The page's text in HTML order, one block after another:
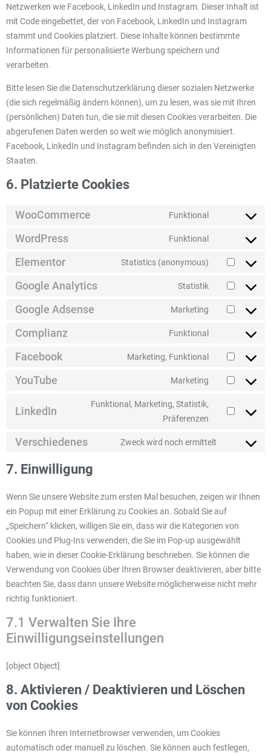
Netzwerken wie Facebook, LinkedIn und Instagram. Dieser Inhalt ist
mit Code eingebettet, der von Facebook, LinkedIn und Instagram
stammt und Cookies platziert. Diese Inhalte können bestimmte
Informationen für personalisierte Werbung speichern und
verarbeiten.
Bitte lesen Sie die Datenschutzerklärung dieser sozialen Netzwerke
(die sich regelmäßig ändern können), um zu lesen, was sie mit Ihren
(persönlichen) Daten tun, die sie mit diesen Cookies verarbeiten. Die
abgerufenen Daten werden so weit wie möglich anonymisiert.
Facebook, LinkedIn und Instagram befinden sich in den Vereinigten
Staaten.
6. Platzierte Cookies
WooCommerce Funktional
WordPress Funktional
Elementor Statistics (anonymous)
Google Analytics Statistik
Google Adsense Marketing
Complianz Funktional
Facebook Marketing, Funktional
YouTube Marketing
LinkedIn
Funktional, Marketing, Statistik,
Präferenzen
Verschiedenes Zweck wird noch ermittelt
7. Einwilligung
Wenn Sie unsere Website zum ersten Mal besuchen, zeigen wir Ihnen
ein Popup mit einer Erklärung zu Cookies an. Sobald Sie auf
„Speichern“ klicken, willigen Sie ein, dass wir die Kategorien von
Cookies und Plug-Ins verwenden, die Sie im Pop-up ausgewählt
haben, wie in dieser Cookie-Erklärung beschrieben. Sie können die
Verwendung von Cookies über Ihren Browser deaktivieren, aber bitte
beachten Sie, dass dann unsere Website möglicherweise nicht mehr
richtig funktioniert.
7.1 Verwalten Sie Ihre
Einwilligungseinstellungen
[object Object]
8. Aktivieren / Deaktivieren und Löschen
von Cookies
Sie können Ihren Internetbrowser verwenden, um Cookies
automatisch oder manuell zu löschen. Sie können auch festlegen,